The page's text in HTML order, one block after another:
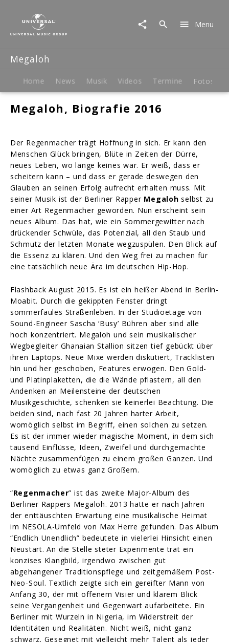
Biografie
Menu
Megaloh
Home News Musik Videos Termine Fotos
Megaloh, Biografie 2016
Der Regenmacher trägt Hoffnung in sich. Er kann den
Menschen Glück bringen, Blüte in Zeiten der Dürre,
neues Leben, wo lange keines war. Er weiß, dass er
scheitern kann – und dass er gerade deswegen den
Glauben an seinen Erfolg aufrecht erhalten muss. Mit
seiner Musik ist der Berliner Rapper Megaloh selbst zu
einer Art Regenmacher geworden. Nun erscheint sein
neues Album. Das hat, wie ein Sommergewitter nach
drückender Schwüle, das Potenzial, all den Staub und
Schmutz der letzten Monate wegzuspülen. Den Blick auf
die Essenz zu klären. Und den Weg frei zu machen für
eine tatsächlich neue Ära im deutschen Hip-Hop.
Flashback August 2015. Es ist ein heißer Abend in Berlin-
Moabit. Durch die gekippten Fenster dringt
sommerfaules Straßenleben. In der Studioetage von
Sound-Engineer Sascha ‘Busy’ Bühren aber sind alle
hoch konzentriert. Megaloh und sein musikalischer
Wegbegleiter Ghanaian Stallion sitzen tief gebückt über
ihren Laptops. Neue Mixe werden diskutiert, Tracklisten
hin und her geschoben, Features erwogen. Den Gold-
und Platinplaketten, die die Wände pflastern, all den
Andenken an Meilensteine der deutschen
Musikgeschichte, schenken sie keinerlei Beachtung. Die
beiden sind, nach fast 20 Jahren harter Arbeit,
womöglich selbst im Begriff, einen solchen zu setzen.
Es ist der immer wieder magische Moment, in dem sich
tausend Einflüsse, Ideen, Zweifel und durchgemachte
Nächte zusammenfügen zu einem großen Ganzen. Und
womöglich zu etwas ganz Großem.
“Regenmacher” ist das zweite Major-Album des
Berliner Rappers Megaloh. 2013 hatte er nach Jahren
der enttäuschten Erwartung eine musikalische Heimat
im NESOLA-Umfeld von Max Herre gefunden. Das Album
“Endlich Unendlich” bedeutete in vielerlei Hinsicht einen
Neustart. An die Stelle steter Experimente trat ein
konzises Klangbild, irgendwo zwischen gut
abgehangener Traditionspflege und zeitgemäßem Post-
Neo-Soul. Textlich zeigte sich ein gereifter Mann von
Anfang 30, der mit offenem Visier und klarem Blick
seine Vergangenheit und Gegenwart aufarbeitete. Ein
Berliner mit Wurzeln in Nigeria, im Widerstreit der
Identitäten und Realitäten. Nicht weiß, nicht ganz
schwarz. Gesegnet mit vielleicht mehr Talent als jeder